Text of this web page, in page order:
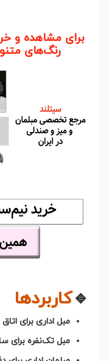
برای مشاهده و
رنگ‌های
🔹کاربردها
مبل اداری برای
مبل تک‌نفره برای